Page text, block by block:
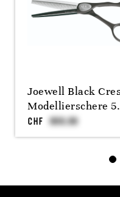
Joewell Black
Modellierschere
CHF